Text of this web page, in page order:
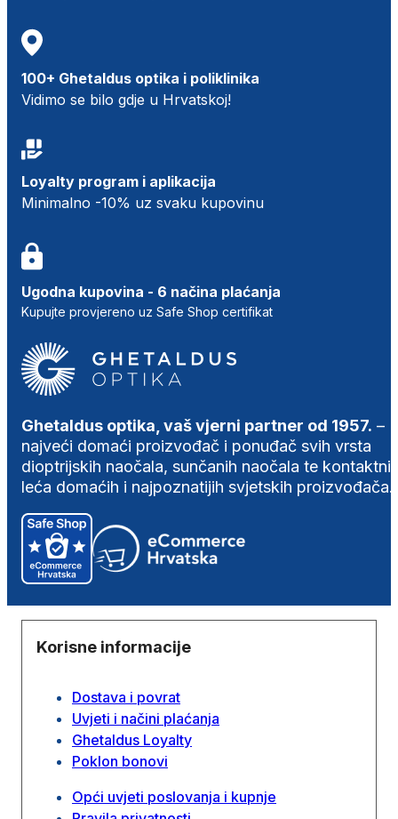
100+ Ghetaldus optika i poliklinika
Vidimo se bilo gdje u Hrvatskoj!
Loyalty program i aplikacija
Minimalno -10% uz svaku kupovinu
Ugodna kupovina - 6 načina plaćanja
Kupujte provjereno uz Safe Shop certifikat
Ghetaldus optika, vaš vjerni partner od 1957. –
najveći domaći proizvođač i ponuđač svih vrsta
dioptrijskih naočala, sunčanih naočala te
leća domaćih i najpoznatijih svjetskih proizvođača.
Korisne informacije
Dostava i povrat
Uvjeti i načini plaćanja
Ghetaldus Loyalty
Poklon bonovi
Opći uvjeti poslovanja i kupnje